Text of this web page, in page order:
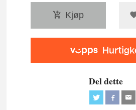
Kjøp
Del dette